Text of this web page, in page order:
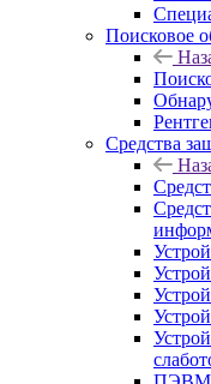
Поисковое
Средства